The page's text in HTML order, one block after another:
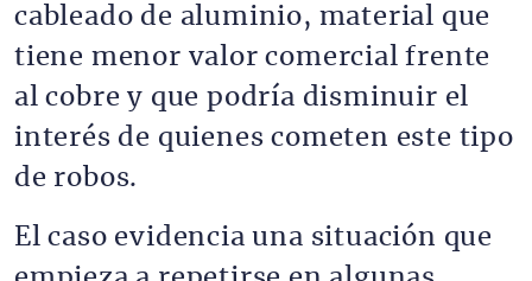
cableado de aluminio, material que
tiene menor valor comercial frente
al cobre y que podría disminuir el
interés de quienes cometen este tipo
de robos.
El caso evidencia una situación que